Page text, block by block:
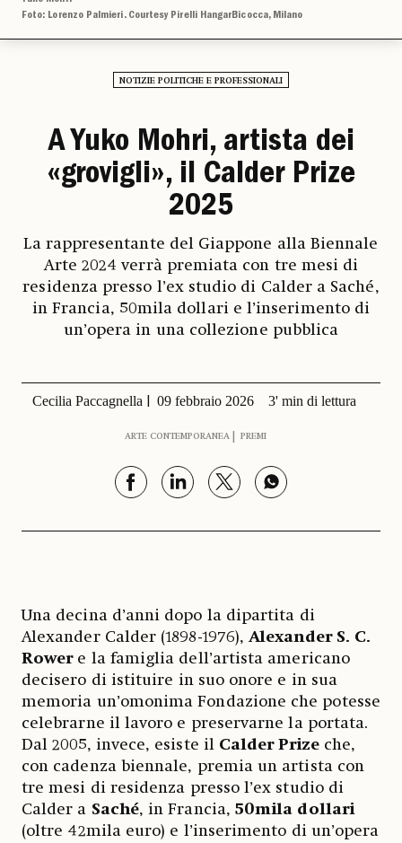
Foto: Lorenzo Palmieri. Courtesy Pirelli HangarBicocca, Milano
NOTIZIE POLITICHE E PROFESSIONALI
A Yuko Mohri, artista dei
«grovigli», il Calder Prize
2025
La rappresentante del Giappone alla Biennale
Arte 2024 verrà premiata con tre mesi di
residenza presso l’ex studio di Calder a Saché,
in Francia, 50mila dollari e l’inserimento di
un’opera in una collezione pubblica
Cecilia Paccagnella 09 febbraio 2026 3' min di lettura
ARTE CONTEMPORANEA PREMI
Una decina d’anni dopo la dipartita di
Alexander Calder (1898-1976),Alexander S. C.
Rower e la famiglia dell’artista americano
decisero di istituire in suo onore e in sua
memoria un’omonima Fondazione che potesse
celebrarne il lavoro e preservarne la portata.
Dal 2005, invece, esiste il Calder Prizeche,
con cadenza biennale, premia un artista con
tre mesi di residenza presso l’ex studio di
Calder a Saché, in Francia, 50mila dollari
(oltre 42mila euro) e l’inserimento di un’opera